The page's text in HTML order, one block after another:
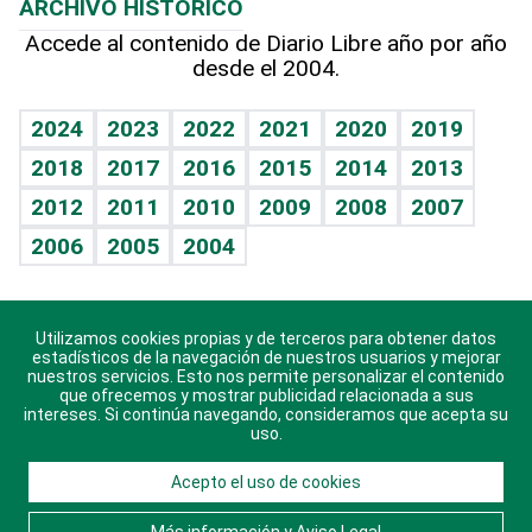
Hablando con el pediatra
Vida y familia
Eñe
Celebrando la vida
Sin complejos
En pocas palabras
Escuchando al corazón
Economía Personal
Línea de hit
TBT Deportivo
Más firmas
Hecho en casa
Guía del dinero
Cumpleaños
Horóscopos
Crucigramas
ARCHIVO HISTÓRICO
Accede al contenido de Diario Libre año por año
desde el 2004.
2024 2023 2022 2021 2020
2019
2018
2017 2016 2015 2014
2013
2012
2011 2010 2009 2008
2007
2006
2005 2004
Descarga nuestras aplicaciones para Android, iOS y
sistema Huawei.
© 2021 Diario Libre, todos los derechos reservados.
Utilizamos cookies propias y de terceros para obtener datos
estadísticos de la navegación de nuestros usuarios y mejorar
nuestros servicios. Esto nos permite personalizar el contenido
que ofrecemos y mostrar publicidad relacionada a sus
intereses. Si continúa navegando, consideramos que acepta su
uso.
Acepto el uso de cookies